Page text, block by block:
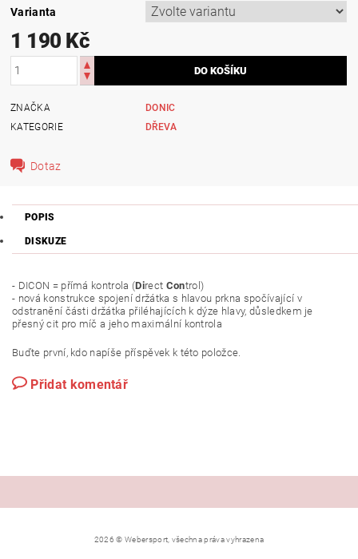
Varianta
1 190 Kč
ZNAČKA
DONIC
KATEGORIE
DŘEVA
Dotaz
POPIS
DISKUZE
- DICON = přímá kontrola (Direct Control)
- nová konstrukce spojení držátka s hlavou prkna spočívající v
odstranění části držátka přiléhajících k dýze hlavy, důsledkem je
přesný cit pro míč a jeho maximální kontrola
Buďte první, kdo napíše příspěvek k této položce.
Přidat komentář
2026 © Webersport, všechna práva vyhrazena